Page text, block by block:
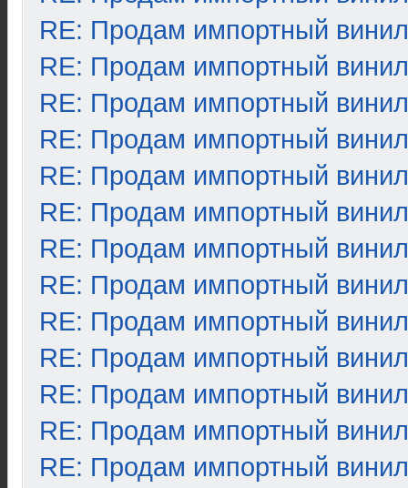
RE: Продам импортный винил
RE: Продам импортный винил
RE: Продам импортный винил
RE: Продам импортный винил
RE: Продам импортный винил
RE: Продам импортный винил
RE: Продам импортный винил
RE: Продам импортный винил
RE: Продам импортный винил
RE: Продам импортный винил
RE: Продам импортный винил
RE: Продам импортный винил
RE: Продам импортный винил